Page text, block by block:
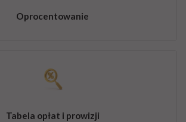
Oprocentowanie
Tabela opłat i prowizji